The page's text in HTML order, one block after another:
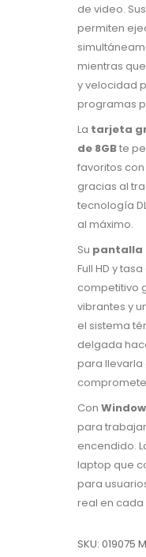
de video. Sus
permiten
mientras
y velocidad
programas
La tarjeta
de 8GBte
favoritos
gracias al
tecnología
al máximo.
Su pantalla
Full HD y
competitivo
vibrantes y
el sistema
delgada
para llevarla
Con
para
encendido.
laptop que
para
real en cada
SKU: 019075